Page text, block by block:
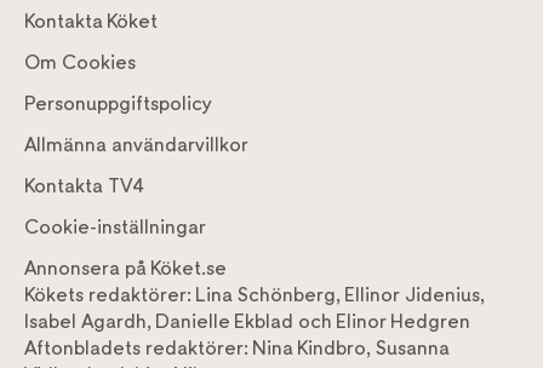
Kontakta Köket
Om Cookies
Personuppgiftspolicy
Allmänna användarvillkor
Kontakta TV4
Cookie-inställningar
Annonsera på Köket.se
Kökets redaktörer: Lina Schönberg, Ellinor Jidenius,
Isabel Agardh, Danielle Ekblad och Elinor Hedgren
Aftonbladets redaktörer: Nina Kindbro, Susanna